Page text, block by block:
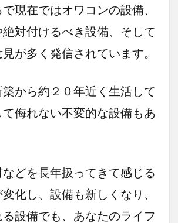
現在ではオワコンの設備、
対付けるべき設備、そして
が多く発信されています。
から約２０年近く生活して
侮れない不変的な設備もあ
どを長年扱ってきて感じる
化し、設備も新しくなり、
設備でも、あなたのライフ